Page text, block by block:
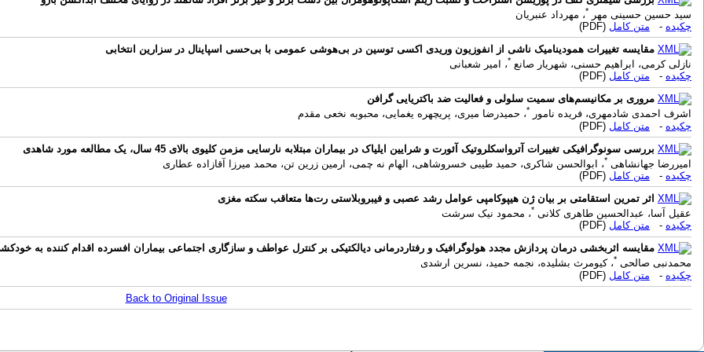
سید حسین حسینی مهر
*، مهرداد عنبریان
چکیده - متن کامل (PDF)
مقایسه تغییرات همودینامیک ناشی از انفوزیون وریدی اکسی توسین در بی‌هوشی عمومی با بی‌حسی اسپاینال در سزارین انتخابی
نازلی کرمی، ابراهیم حسنی، شهریار صانع *، امیر شعبانی
چکیده - متن کامل (PDF)
مروری بر مکانیسم‌های سمیت سلولی و فعالیت ضد باکتریایی گرافن
اشرف احمدی شادمهری، فریده نامور
*، حمیدرضا میری، پریچهره یغمایی، محبوبه نخعی مقدم
چکیده - متن کامل (PDF)
بررسی سونوگرافیکی تغییرات آترواسکلروتیک آئورت و شرایین ایلیاک در بیماران مبتلابه نارسایی مزمن کلیوی بالای 45 سال، یک مطالعه مورد شاهدی
امیررضا جهانشاهی *، ابوالحسن شاکری، حمید طیبی خسروشاهی، الهام نه چمی، ارمین زرین تن، محمد میرزا آقازاده عطاری
چکیده - متن کامل (PDF)
اثر تمرین استقامتی بر بیان ژن هیپوکامپی عوامل رشد عصبی و فیبروبلاستی رت‌ها متعاقب سکته مغزی
عقیل آسا، عبدالحسین طاهری کلانی *، محمود نیک سرشت
چکیده - متن کامل (PDF)
مقایسه اثربخشی درمان پردازش مجدد هولوگرافیک و رفتاردرمانی دیالکتیکی بر کنترل عواطف و سازگاری اجتماعی بیماران افسرده اقدام کننده به
محمدنبی صالحی *، کیومرث بشلیده، نجمه حمید، نسرین ارشدی
چکیده - متن کامل (PDF)
Back to Original Issue